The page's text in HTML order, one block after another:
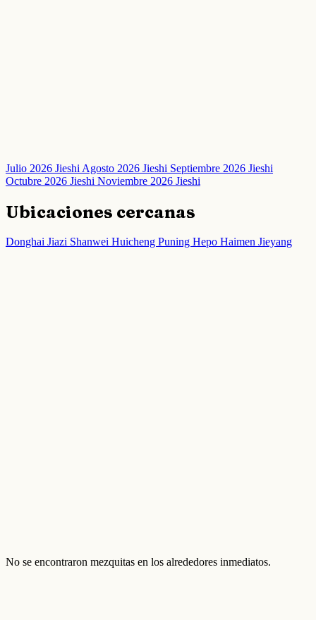
Julio 2026 Jieshi Agosto 2026 Jieshi Septiembre 2026 Jieshi
Octubre 2026 Jieshi Noviembre 2026 Jieshi
Ubicaciones cercanas
Donghai Jiazi Shanwei Huicheng Puning Hepo Haimen Jieyang
No se encontraron mezquitas en los alrededores inmediatos.